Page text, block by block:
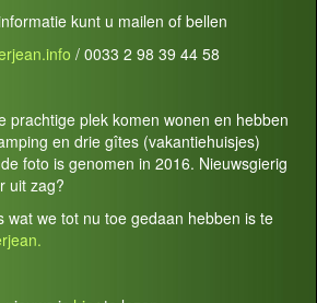
kunt u mailen of bellen
/ 0033 2 98 39 44 58
prachtige plek komen wonen en hebben
en drie gîtes (vakantiehuisjes)
foto is genomen in 2016. Nieuwsgierig
uit zag?
wat we tot nu toe gedaan hebben is te